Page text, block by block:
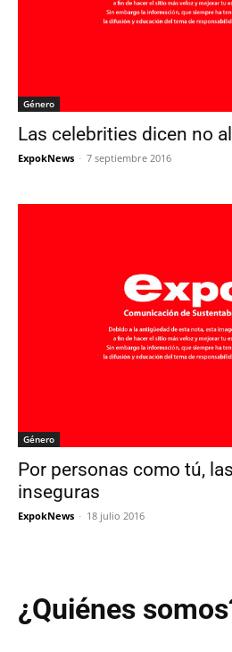
Género
Las celebrities dicen no
ExpokNews - 7 septiembre 2016
Género
Por personas como tú,
inseguras
ExpokNews - 18 julio 2016
¿Quiénes